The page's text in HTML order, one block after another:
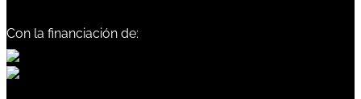
Con la financiación de: